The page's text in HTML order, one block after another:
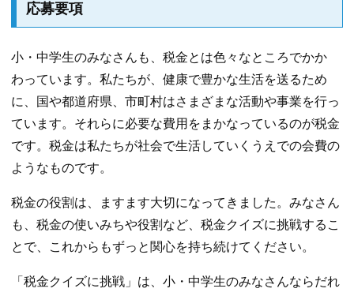
応募要項
小・中学生のみなさんも、税金とは色々なところでかか
わっています。私たちが、健康で豊かな生活を送るため
に、国や都道府県、市町村はさまざまな活動や事業を行っ
ています。それらに必要な費用をまかなっているのが税金
です。税金は私たちが社会で生活していくうえでの会費の
ようなものです。
税金の役割は、ますます大切になってきました。みなさん
も、税金の使いみちや役割など、税金クイズに挑戦するこ
とで、これからもずっと関心を持ち続けてください。
「税金クイズに挑戦」は、小・中学生のみなさんならだれ